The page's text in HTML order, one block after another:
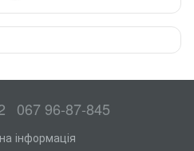
067 96-87-845
інформація